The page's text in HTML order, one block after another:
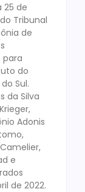
25 de
Tribunal
de
para
do
Sul.
da Silva
Adonis
e
de 2022.